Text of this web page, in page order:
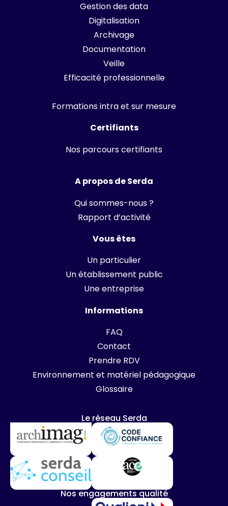
Gestion des data
Digitalisation
Archivage
Documentation
Veille
Efficacité professionnelle
Formations intra et sur mesure
Certifiants
Nos parcours certifiants
A propos de Serda
Qui sommes-nous ?
Rapport d’activité
Vous êtes
Un particulier
Un établissement public
Une entreprise
Informations
FAQ
Contact
Prendre RDV
Environnement et matériel pédagogique
Glossaire
Le réseau Serda
Nos engagements qualité